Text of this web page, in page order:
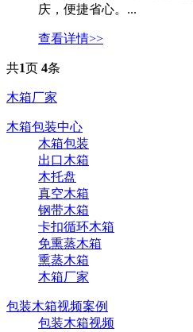
庆，便捷省心。...
查看详情>>
共1页 4条
木箱厂家
木箱包装中心
木箱包装
出口木箱
木托盘
真空木箱
钢带木箱
卡扣循环木箱
免熏蒸木箱
熏蒸木箱
木箱厂家
包装木箱视频案例
包装木箱视频